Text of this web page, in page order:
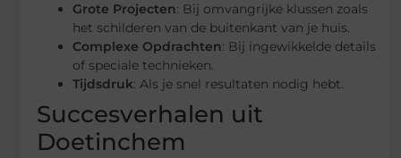
Grote Projecten: Bij omvangrijke klussen zoals
het schilderen van de buitenkant van je huis.
Complexe Opdrachten: Bij ingewikkelde details
of speciale technieken.
Tijdsdruk: Als je snel resultaten nodig hebt.
Succesverhalen uit
Doetinchem